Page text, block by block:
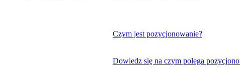
Czym jest pozycjonowanie?
Dowiedz się na czym polega